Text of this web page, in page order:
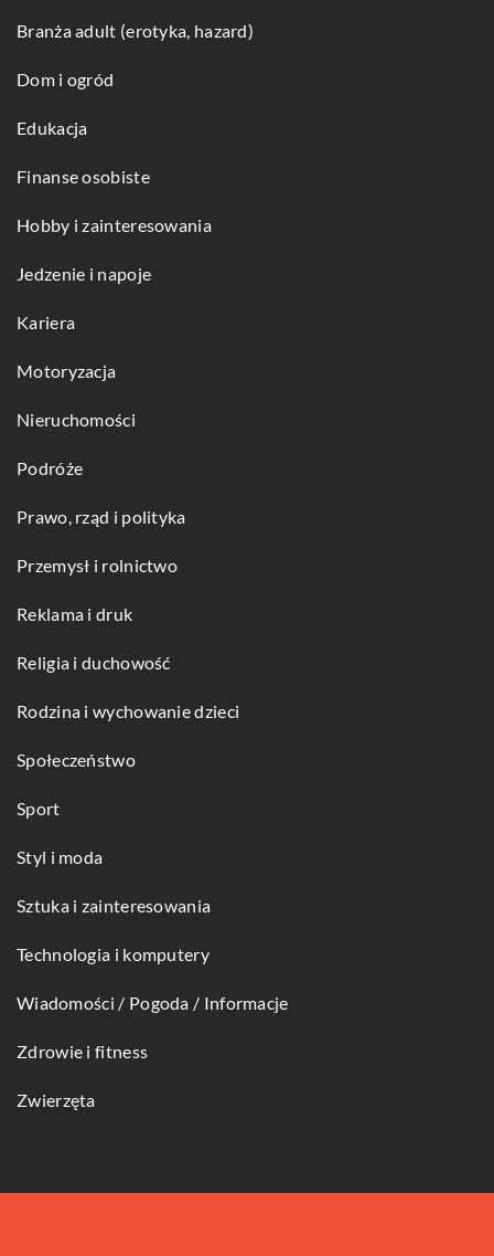
Branża adult (erotyka, hazard)
Dom i ogród
Edukacja
Finanse osobiste
Hobby i zainteresowania
Jedzenie i napoje
Kariera
Motoryzacja
Nieruchomości
Podróże
Prawo, rząd i polityka
Przemysł i rolnictwo
Reklama i druk
Religia i duchowość
Rodzina i wychowanie dzieci
Społeczeństwo
Sport
Styl i moda
Sztuka i zainteresowania
Technologia i komputery
Wiadomości / Pogoda / Informacje
Zdrowie i fitness
Zwierzęta